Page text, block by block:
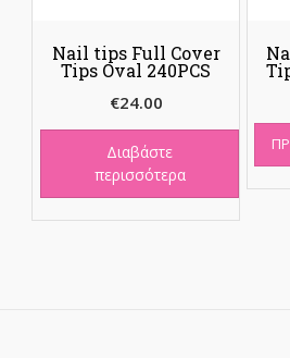
Nail tips Full Cover
Tips Oval 240PCS
€24.00
Διαβάστε
περισσότερα